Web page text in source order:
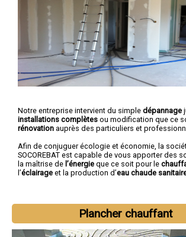
Notre entreprise intervient du simple dépannage
installations complètes ou modification que ce
rénovation auprès des particuliers et
Afin de conjuguer écologie et économie, la
SOCOREBAT est capable de vous apporter des
la maîtrise de l’énergie que ce soit pour le
l’éclairage et la production d’eau chaude
Plancher chauffant